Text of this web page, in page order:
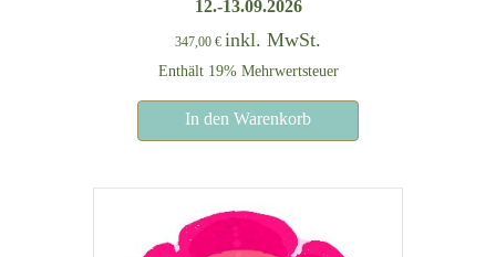
12.-13.09.2026
347,00 € inkl. MwSt.
Enthält 19% Mehrwertsteuer
In den Warenkorb